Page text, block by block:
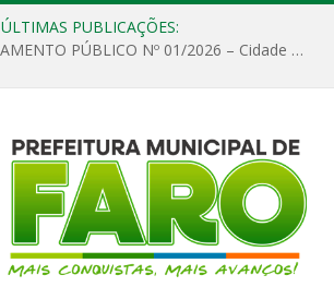
ÚLTIMAS PUBLICAÇÕES:
EDITAL DE CHAMAMENTO PÚBLICO Nº 01/2026 – Cidade de Faro